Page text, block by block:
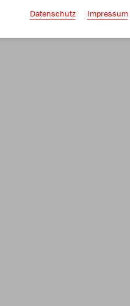
Datenschutz Impressum